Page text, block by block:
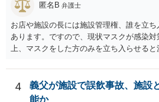
匿名B 弁護士
お店や施設の長には施設管理権、誰を立
あります。ですので、現状マスクが感染
上、マスクをした方のみを立ち入らせる
など公益的な側面のある業種ですと、公
られた理由以外での利用拒否は禁止され
スクなしだけでの利用拒否は問題となり
4
義父が施設で誤飲事故、施設
能か